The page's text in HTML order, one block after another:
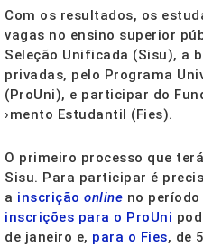
Com os resultados, os
vagas no ensino superior
Seleção Unificada (Sisu), a
privadas, pelo Programa
(ProUni), e participar do
›mento Estudantil (Fies).
O primeiro processo que
Sisu. Para participar é
a inscrição online no
inscrições para o ProUni
de janeiro e, para o Fies, de